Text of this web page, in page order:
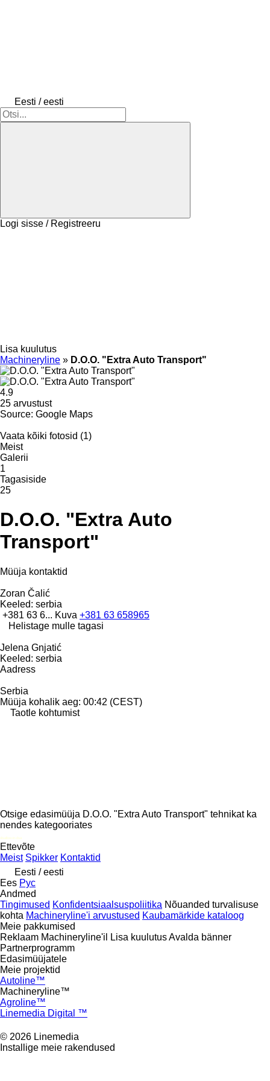
Eesti / eesti
Logi sisse / Registreeru
Lisa kuulutus
Machineryline » D.O.O. "Extra Auto Transport"
4.9
25 arvustust
Source: Google Maps
Vaata kõiki fotosid (1)
Meist
Galerii
1
Tagasiside
25
D.O.O. "Extra Auto
Transport"
Müüja kontaktid
Zoran Čalić
Keeled: serbia
+381 63 6... Kuva +381 63 658965
Helistage mulle tagasi
Jelena Gnjatić
Keeled: serbia
Aadress
Serbia
Müüja kohalik aeg: 00:42 (CEST)
Taotle kohtumist
Otsige edasimüüja D.O.O. "Extra Auto Transport" tehnikat ka
nendes kategooriates
disallow-in-dsa
Ettevõte
Meist Spikker Kontaktid
Eesti / eesti
Ees Рус
Andmed
Tingimused Konfidentsiaalsuspoliitika Nõuanded turvalisuse
kohta Machineryline'i arvustused Kaubamärkide kataloog
Meie pakkumised
Reklaam Machineryline'il
Lisa kuulutusAvalda bänner
Partnerprogramm
Edasimüüjatele
Meie projektid
Autoline™
Machineryline™
Agroline™
Linemedia Digital ™
© 2026 Linemedia
Installige meie rakendused